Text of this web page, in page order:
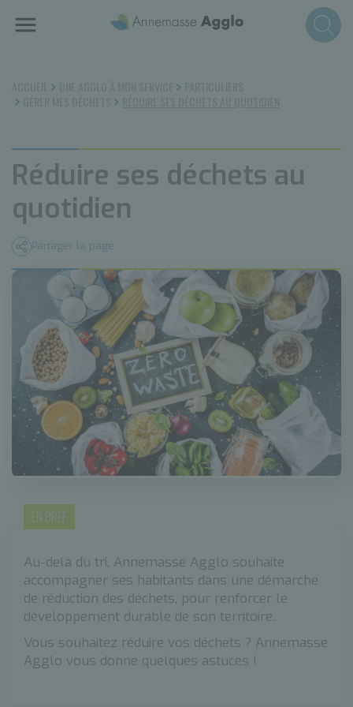
Réduire ses déchets au
quotidien
Partager la page
EN BREF
Au-delà du tri, Annemasse Agglo souhaite
accompagner ses habitants dans une démarche
de réduction des déchets, pour renforcer le
développement durable de son territoire.
Vous souhaitez réduire vos déchets ? Annemasse
Agglo vous donne quelques astuces !